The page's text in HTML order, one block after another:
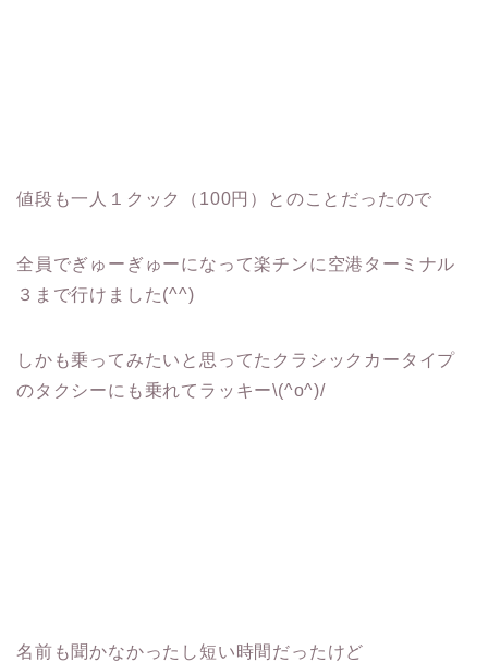
値段も一人１クック（100円）とのことだったので
全員でぎゅーぎゅーになって楽チンに空港ターミナル
３まで行けました(^^)
しかも乗ってみたいと思ってたクラシックカータイプ
のタクシーにも乗れてラッキー\(^o^)/
名前も聞かなかったし短い時間だったけど